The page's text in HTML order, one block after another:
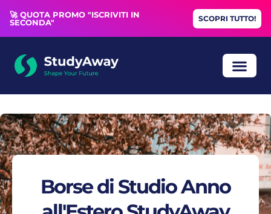
🚀 QUOTA PROMO "ISCRIVITI IN
SECONDA"
SCOPRI TUTTO!
Borse di Studio Anno